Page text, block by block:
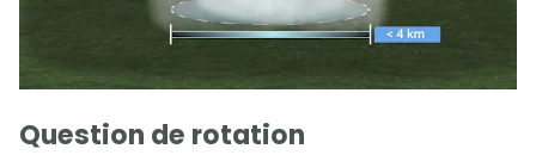
Question de rotation